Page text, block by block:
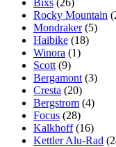
Bixs (26)
Rocky Mountain
Mondraker (5)
Haibike (18)
Winora (1)
Scott (9)
Bergamont (3)
Cresta (20)
Bergstrom (4)
Focus (28)
Kalkhoff (16)
Kettler Alu-Rad